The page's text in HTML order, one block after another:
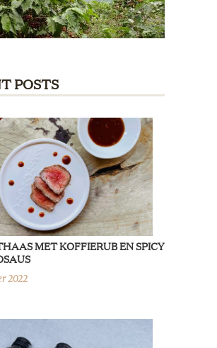
POSTS
MET KOFFIERUB EN SPICY
2022